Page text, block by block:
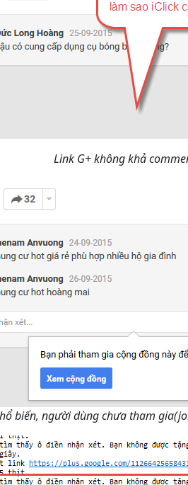
Link G+ không khả
biến, người dùng chưa tham